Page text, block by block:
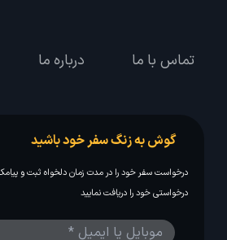
تماس با ما درباره ما
گوش به زنگ سفر خود باشید
درخواست سفر خود را در مدت زمان دلخواه ثبت و پیامک
درخواستی خود را دریافت نمایید